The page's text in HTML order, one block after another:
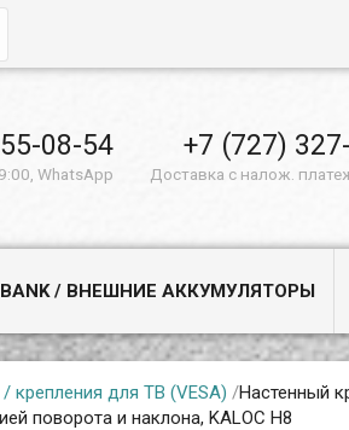
08-54
WhatsApp
+7 (727)
Доставка с налож.
BANK / ВНЕШНИЕ АККУМУЛЯТОРЫ
крепления для ТВ (VESA) /Настенный
поворота и наклона, KALOC H8